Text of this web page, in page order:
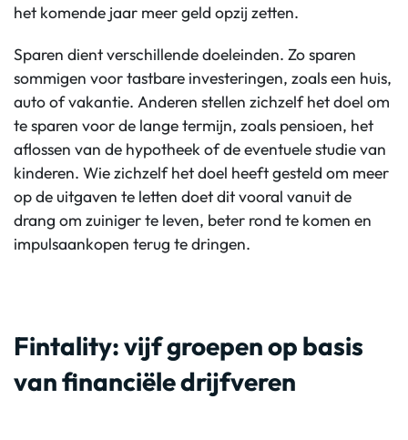
het komende jaar meer geld opzij zetten.
Sparen dient verschillende doeleinden. Zo sparen
sommigen voor tastbare investeringen, zoals een huis,
auto of vakantie. Anderen stellen zichzelf het doel om
te sparen voor de lange termijn, zoals pensioen, het
aflossen van de hypotheek of de eventuele studie van
kinderen. Wie zichzelf het doel heeft gesteld om meer
op de uitgaven te letten doet dit vooral vanuit de
drang om zuiniger te leven, beter rond te komen en
impulsaankopen terug te dringen.
Fintality: vijf groepen op basis
van financiële drijfveren